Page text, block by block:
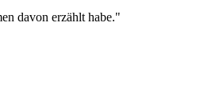
davon erzählt habe."